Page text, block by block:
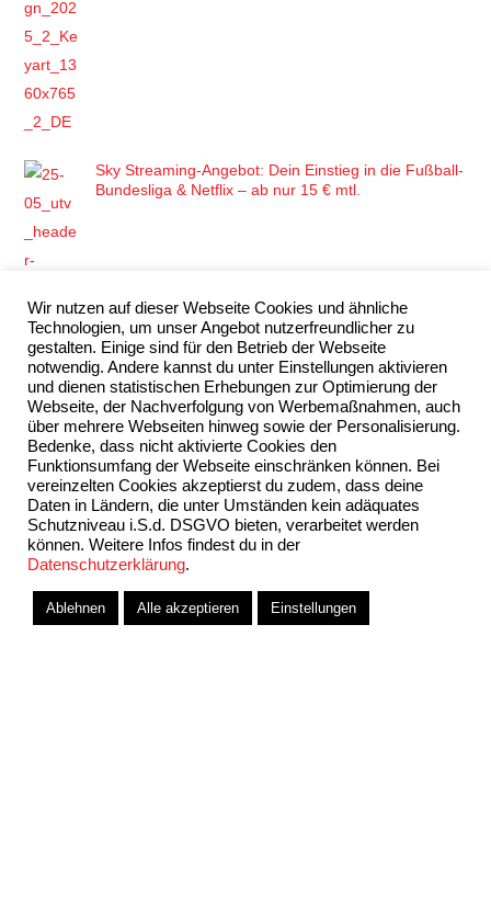
Sky Streaming-Angebot: Dein Einstieg in die Fußball-
Bundesliga & Netflix – ab nur 15 € mtl.
WOW Weihnachtsangebot 2023 – Frohe
WOWnachten
Sky Adventskalender 2024 von Sky Extra
Wir nutzen auf dieser Webseite Cookies und ähnliche
Technologien, um unser Angebot nutzerfreundlicher zu
gestalten. Einige sind für den Betrieb der Webseite
notwendig. Andere kannst du unter Einstellungen aktivieren
und dienen statistischen Erhebungen zur Optimierung der
Webseite, der Nachverfolgung von Werbemaßnahmen, auch
über mehrere Webseiten hinweg sowie der Personalisierung.
Bedenke, dass nicht aktivierte Cookies den
Funktionsumfang der Webseite einschränken können. Bei
vereinzelten Cookies akzeptierst du zudem, dass deine
Daten in Ländern, die unter Umständen kein adäquates
Schutzniveau i.S.d. DSGVO bieten, verarbeitet werden
können. Weitere Infos findest du in der
Datenschutzerklärung.
Ablehnen Alle akzeptieren Einstellungen